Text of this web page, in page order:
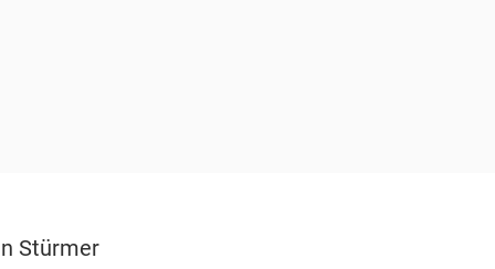
Stürmer